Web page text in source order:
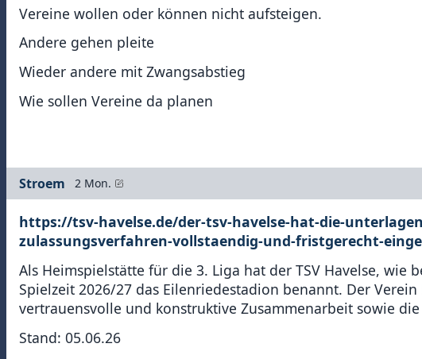
Vereine wollen oder können nicht aufsteigen.
Andere gehen pleite
Wieder andere mit Zwangsabstieg
Wie sollen Vereine da planen
Stroem 2 Mon.
https://tsv-havelse.de/der-tsv-havelse-hat-die-
zulassungsverfahren-vollstaendig-und-fristgerecht-
Als Heimspielstätte für die 3. Liga hat der TSV Havelse, wie
Spielzeit 2026/27 das Eilenriedestadion benannt. Der
vertrauensvolle und konstruktive Zusammenarbeit sowie
Stand: 05.06.26